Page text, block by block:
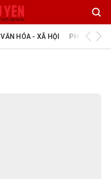
VĂN HÓA - XÃ HỘI PHÚ YÊN -